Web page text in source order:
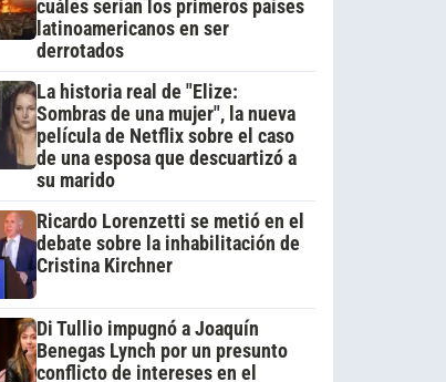
cuáles serían los primeros países
latinoamericanos en ser
derrotados
La historia real de "Elize:
Sombras de una mujer", la nueva
película de Netflix sobre el caso
de una esposa que descuartizó a
su marido
Ricardo Lorenzetti se metió en el
debate sobre la inhabilitación de
Cristina Kirchner
Di Tullio impugnó a Joaquín
Benegas Lynch por un presunto
conflicto de intereses en el